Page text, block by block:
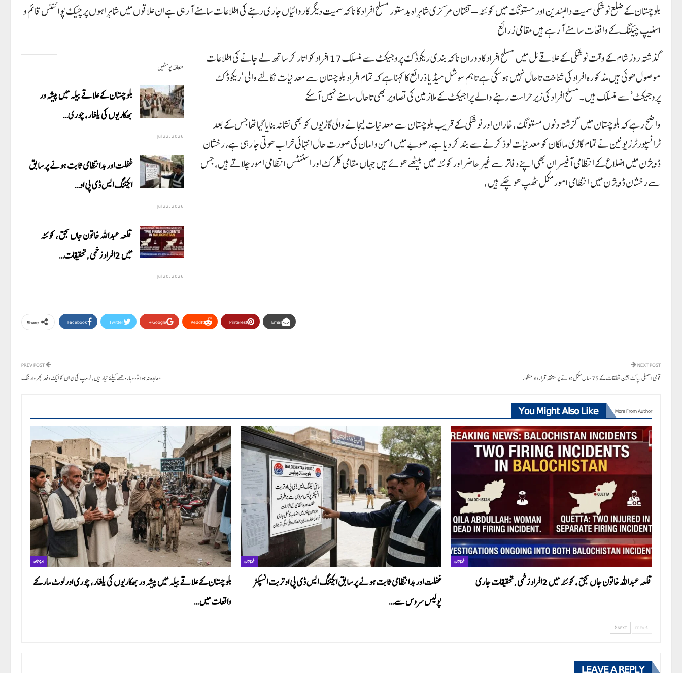
بلوچستان کے ضلع نوشکی سمیت دالبندین اور مستونگ میں کوئٹہ – تفتان مرکزی شاہراہ بدستور مسلح افراد کا ناکہ سمیت دیگر کاروائیاں جاری رہنے کی اطلاعات سامنے آ رہی ہے ان علاقوں میں شاہراہوں پر چیک پوائنٹس قائم و
اسنیپ چیکنگ کے واقعات سامنے آ رہے ہیں مقامی زرائع
متعلقہ پوسٹیں
بلوچستان کے علاقے بیلہ میں پیشہ ور
بھکاریوں کی یلغار، چوری…
Jul 22, 2026
غفلت اور بدانتظامی ثابت ہونے پر سابق
ایکٹنگ ایس ڈی پی او…
Jul 22, 2026
قلعہ عبداللہ خاتون جاں بحق ، کوئٹہ
میں 2افراد زخمی ,تحقیقات…
Jul 20, 2026
گذشتہ روز شام کے وقت نوشکی کے علاقے مَل میں مسلح افراد کا دوران ناکہ بندی ریکوڈک پروجیکٹ سے منسلک 17 افراد کو اتار کر ساتھ لے جانے کی اطلاعات
موصول ھوئی ہیں مذکورہ افراد کی شناخت تاحال نہیں ہوسکی ہے تاہم سوشل میڈیا ذرائع کا کہنا ہے کہ تمام افراد بلوچستان سے معدنیات نکالنے والی ‘ریکوڈک
پروجیکٹ’ سے منسلک ہیں۔ مسلح افراد کی زیر حراست رہنے والے پراجیکٹ کے ملازمین کی تصاویر بھی تاحال سامنے نہیں آ سکے
واضح رہے کہ بلوچستان میں گزشتہ دنوں مستونگ، خاران اور نوشکی کے قریب بلوچستان سے معدنیات لیجانے والی گاڑیوں کو بھی نشانہ بنایا گیا تھا جس کے بعد
ٹرانسپورٹرز یونین نے تمام گاڑی مالکان کو معدنیات لوڈ کرنے سے بند کر دیا ہے، صوبے میں امن و امان کی صورت حال انتہائی خراب ھوتی جا رہی ہے، رخشان
ڈویژن میں اضلاع کے انتظامی آفیسران بھی اپنے دفاتر سے غیر حاضر اور کوئٹہ میں بیٹھے ھوئے ہیں جہاں مقامی کلرک اور اسٹنٹس انتظامی امور چلاتے ہیں، جس
سے رخشان ڈویژن میں انتظامی امور مکمل ٹھپ ھو چکے ہیں ،
Share Facebook Twitter Google+ ReddIt Pinterest Email
معاہدہ نہ ہوا تو دوبارہ حملے کیلئے تیار ہیں، ٹرمپ کی ایران کو ایک دفعہ پھر وارننگ
NEXT POST
قومی اسمبلی،پاک چین تعلقات کے 75 سال مکمل ہونے پر متفقہ قرارداد منظور
You Might Also Like More From Author
بلوچستان
بلوچستان کے علاقے بیلہ میں پیشہ ور بھکاریوں کی یلغار، چوری اور لوٹ مار کے
واقعات میں…
بلوچستان
غفلت اور بدانتظامی ثابت ہونے پر سابق ایکٹنگ ایس ڈی پی او تربت انسپکٹر
پولیس سروس سے…
بلوچستان
قلعہ عبداللہ خاتون جاں بحق ، کوئٹہ میں 2افراد زخمی ,تحقیقات جاری
NEXT
LEAVE A REPLY